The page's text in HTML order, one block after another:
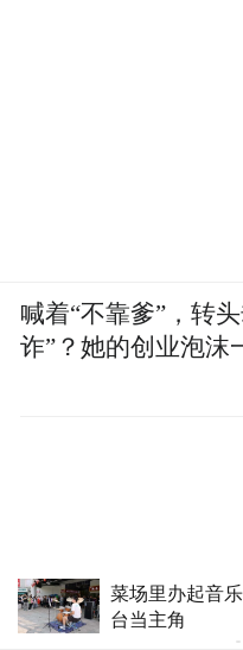
菜场里办起音
台当主角
喊着“不靠爹”，转
诈”？她的创业泡沫